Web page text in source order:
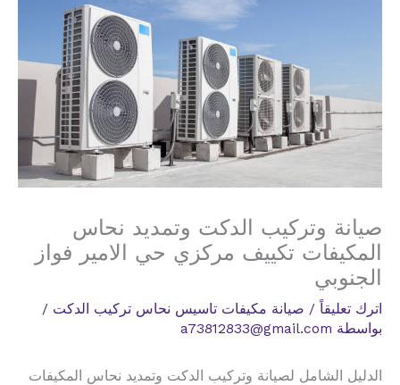
صيانة وتركيب الدكت وتمديد نحاس
المكيفات تكييف مركزي حي الامير فواز
الجنوبي
اترك تعليقاً / صيانة مكيفات تاسيس نحاس تركيب الدكت /
بواسطة a73812833@gmail.com
الدليل الشامل لصيانة وتركيب الدكت وتمديد نحاس المكيفات